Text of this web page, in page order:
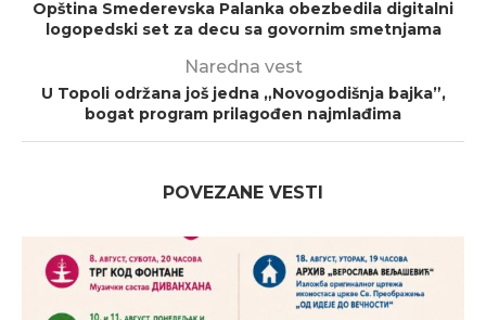
Opština Smederevska Palanka obezbedila digitalni
logopedski set za decu sa govornim smetnjama
Naredna vest
U Topoli održana još jedna „Novogodišnja bajka”,
bogat program prilagođen najmlađima
POVEZANE VESTI